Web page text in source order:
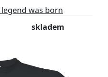
was born
skladem